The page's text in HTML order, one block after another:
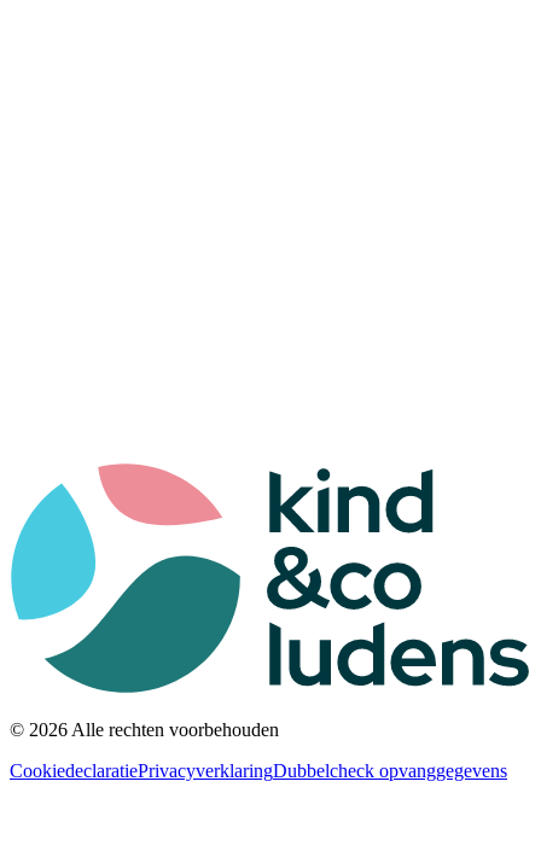
© 2026 Alle rechten voorbehouden
CookiedeclaratiePrivacyverklaringDubbelcheck opvanggegevens